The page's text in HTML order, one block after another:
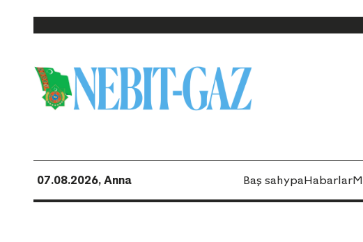
07.08.2026, Anna Baş sahypaHabarlar